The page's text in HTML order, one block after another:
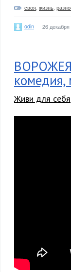
своя жизнь
odin 26
комедия,
Живи для себя